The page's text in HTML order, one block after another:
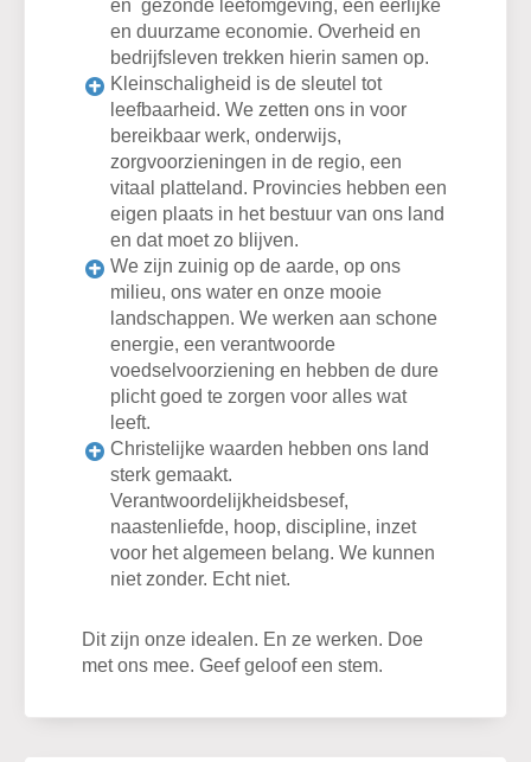
en gezonde leefomgeving, een eerlijke
en duurzame economie. Overheid en
bedrijfsleven trekken hierin samen op.
Kleinschaligheid is de sleutel tot
leefbaarheid. We zetten ons in voor
bereikbaar werk, onderwijs,
zorgvoorzieningen in de regio, een
vitaal platteland. Provincies hebben een
eigen plaats in het bestuur van ons land
en dat moet zo blijven.
We zijn zuinig op de aarde, op ons
milieu, ons water en onze mooie
landschappen. We werken aan schone
energie, een verantwoorde
voedselvoorziening en hebben de dure
plicht goed te zorgen voor alles wat
leeft.
Christelijke waarden hebben ons land
sterk gemaakt.
Verantwoordelijkheidsbesef,
naastenliefde, hoop, discipline, inzet
voor het algemeen belang. We kunnen
niet zonder. Echt niet.
Dit zijn onze idealen. En ze werken. Doe
met ons mee. Geef geloof een stem.